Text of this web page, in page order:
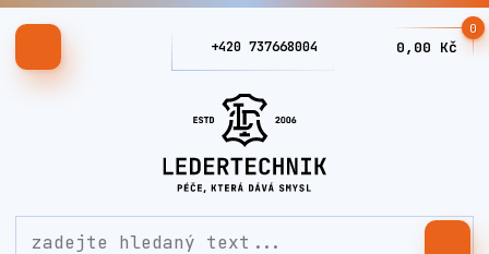
+420 737668004
0
0,00 Kč